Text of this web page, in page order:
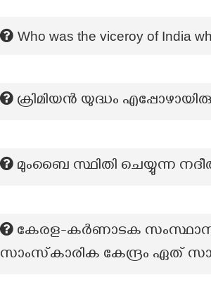
Who was the viceroy of India
ക്രിമിയൻ യുദ്ധം
മുംബൈ സ്ഥിതി ചെയ്യുന്ന
കേരള-കർണാടക സംസ്ഥാന
സാംസ്‌കാരിക കേന്ദ്രം ഏത്